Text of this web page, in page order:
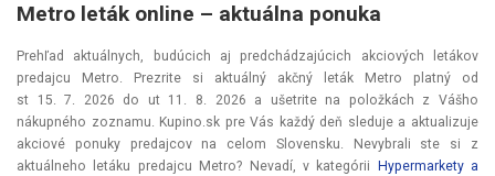
Metro leták online –⁠ aktuálna ponuka
Prehľad aktuálnych, budúcich aj predchádzajúcich akciových letákov
predajcu Metro. Prezrite si aktuálný akčný leták Metro platný od
st 15. 7. 2026 do ut 11. 8. 2026 a ušetrite na položkách z Vášho
nákupného zoznamu. Kupino.sk pre Vás každý deň sleduje a aktualizuje
akciové ponuky predajcov na celom Slovensku. Nevybrali ste si z
aktuálneho letáku predajcu Metro? Nevadí, v kategórii
Hypermarkety a